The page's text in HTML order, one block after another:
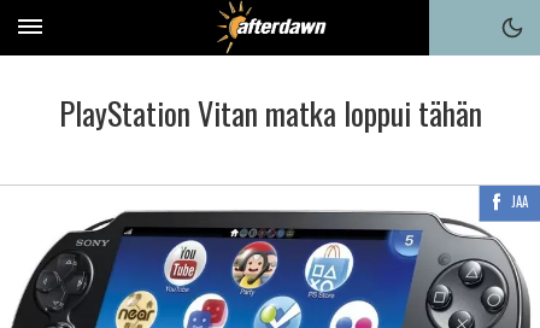
PlayStation Vitan matka loppui tähän
JAA